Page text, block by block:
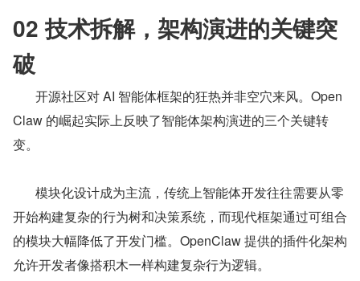
02 技术拆解，架构演进的关键突
破
Claw 的崛起实际上反映了智能体架构演进的三个关键转
变。
开始构建复杂的行为树和决策系统，而现代框架通过可组合
的模块大幅降低了开发门槛。OpenClaw 提供的插件化架构
允许开发者像搭积木一样构建复杂行为逻辑。